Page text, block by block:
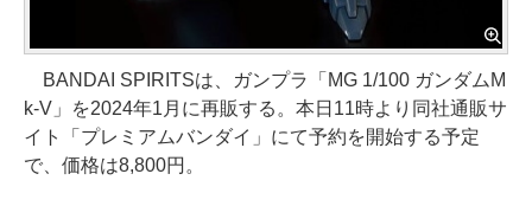
BANDAI SPIRITSは、ガンプラ「MG 1/100 ガンダムM
k-V」を2024年1月に再販する。本日11時より同社通販サ
イト「プレミアムバンダイ」にて予約を開始する予定
で、価格は8,800円。